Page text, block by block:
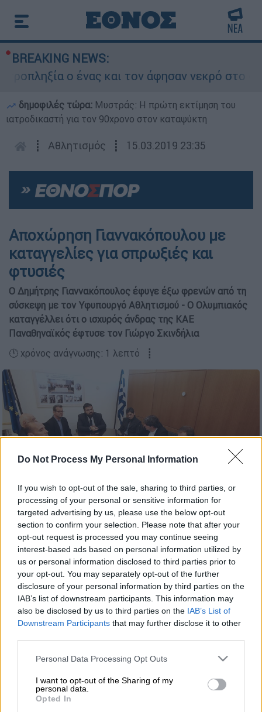
Do Not Process My Personal Information
If you wish to opt-out of the sale, sharing to third parties, or
processing of your personal or sensitive information for
targeted advertising by us, please use the below opt-out
section to confirm your selection. Please note that after your
opt-out request is processed you may continue seeing
interest-based ads based on personal information utilized by
us or personal information disclosed to third parties prior to
your opt-out. You may separately opt-out of the further
disclosure of your personal information by third parties on the
IAB’s list of downstream participants. This information may
also be disclosed by us to third parties on the IAB’s List of
Downstream Participants that may further disclose it to other
Please note that this website/app uses one or more Google
not limited to your visit or usage behaviour. You may click to
grant or deny consent to Google and its third-party tags to
use your data for below specified purposes in below Google
Personal Data Processing Opt Outs
I want to opt-out of the Sharing of my
personal data.
Opted In
BREAKING NEWS:
ο ένας και τον άφησαν νεκρό στο
δημοφιλές τώρα: Μυστράς: Η πρώτη εκτίμηση του
ιατροδικαστή για τον 90χρονο στον καταψύκτη
┋ Αθλητισμός ┋ 15.03.2019 23:35
Αποχώρηση Γιαννακόπουλου με
καταγγελίες για σπρωξιές και
φτυσιές
Ο Δημήτρης Γιαννακόπουλος έφυγε έξω φρενών από τη
σύσκεψη με τον Υφυπουργό Αθλητισμού - Ο Ολυμπιακός
καταγγέλλει ότι ο ισχυρός άνδρας της ΚΑΕ
Παναθηναϊκός έφτυσε τον Γιώργο Σκινδήλια
🕛 χρόνος ανάγνωσης: 1 λεπτό ┋
(INTIME/Χρήστος Ντουντούμης)
Προσθέστε το ΕΘΝΟΣ στη Google
Σε υψηλούς τόνους πραγματοποιήθηκε η
σύσκεψη ανάμεσα στον Δημήτρη
Γιαννακόπουλο και τους αδερφούς
Αγγελόπουλους.
Σύμφωνα με πληροφορίες ο ισχυρός άνδρας
του Παναθηναϊκού αποχώρησε έξω φρενών
από τη συνεδρίαση. Mάλιστα όπως είπε